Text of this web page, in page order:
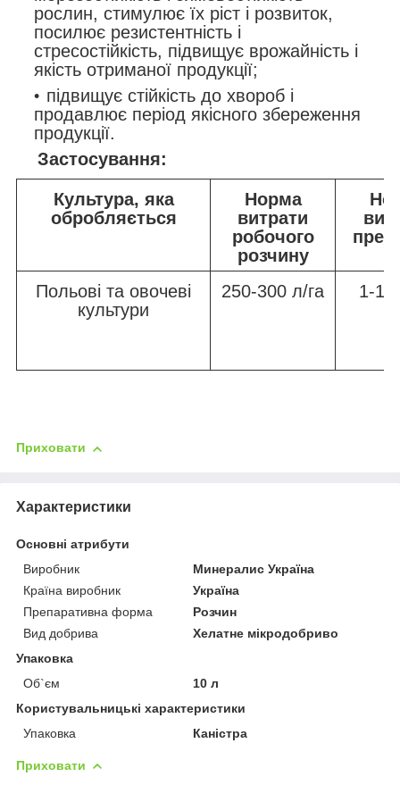
рослин, стимулює їх ріст і розвиток,
посилює резистентність і
стресостійкість, підвищує врожайність і
якість отриманої продукції;
підвищує стійкість до хвороб і
продавлює період якісного збереження
продукції.
Застосування:
Культура, яка
обробляється
Норма
витрати
робочого
розчину
Польові та овочеві
культури
250-300 л/га 1-
Приховати
Характеристики
Основні атрибути
Виробник
Минералис Україна
Країна виробник
Україна
Препаративна форма
Розчин
Вид добрива
Хелатне мікродобриво
Упаковка
Об`єм
10 л
Користувальницькі характеристики
Упаковка
Каністра
Приховати